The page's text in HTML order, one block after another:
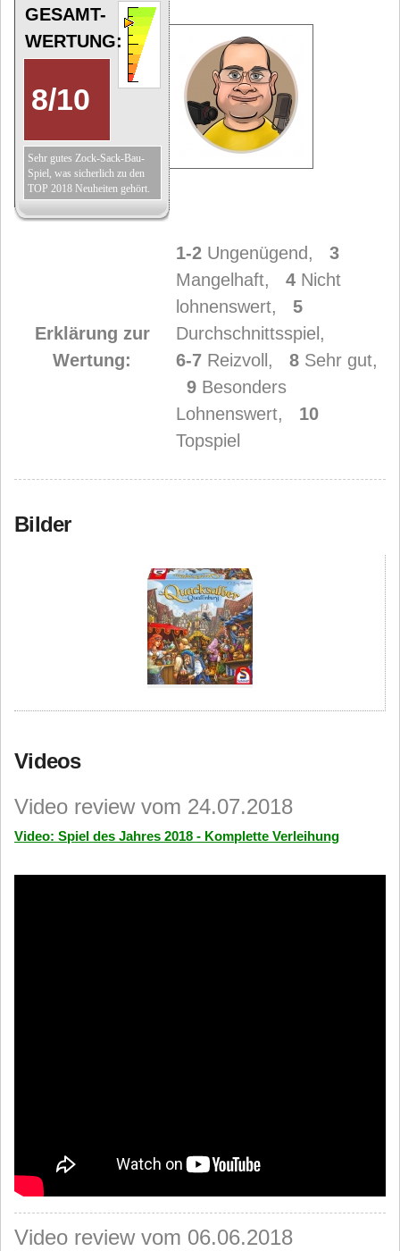
GESAMT-
WERTUNG:
8/10
Sehr gutes Zock-Sack-Bau-
Spiel, was sicherlich zu den
TOP 2018 Neuheiten gehört.
Erklärung zur
Wertung:
1-2 Ungenügend, 3
Mangelhaft, 4 Nicht
lohnenswert, 5
Durchschnittsspiel,
6-7 Reizvoll, 8 Sehr gut,
9 Besonders
Lohnenswert, 10
Topspiel
Bilder
Videos
Video review vom 24.07.2018
Video: Spiel des Jahres 2018 - Komplette Verleihung
Video review vom 06.06.2018